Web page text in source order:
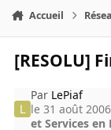
Accueil
[RESOLU]
Par LePiaf
le 31 août 2006
et Services en